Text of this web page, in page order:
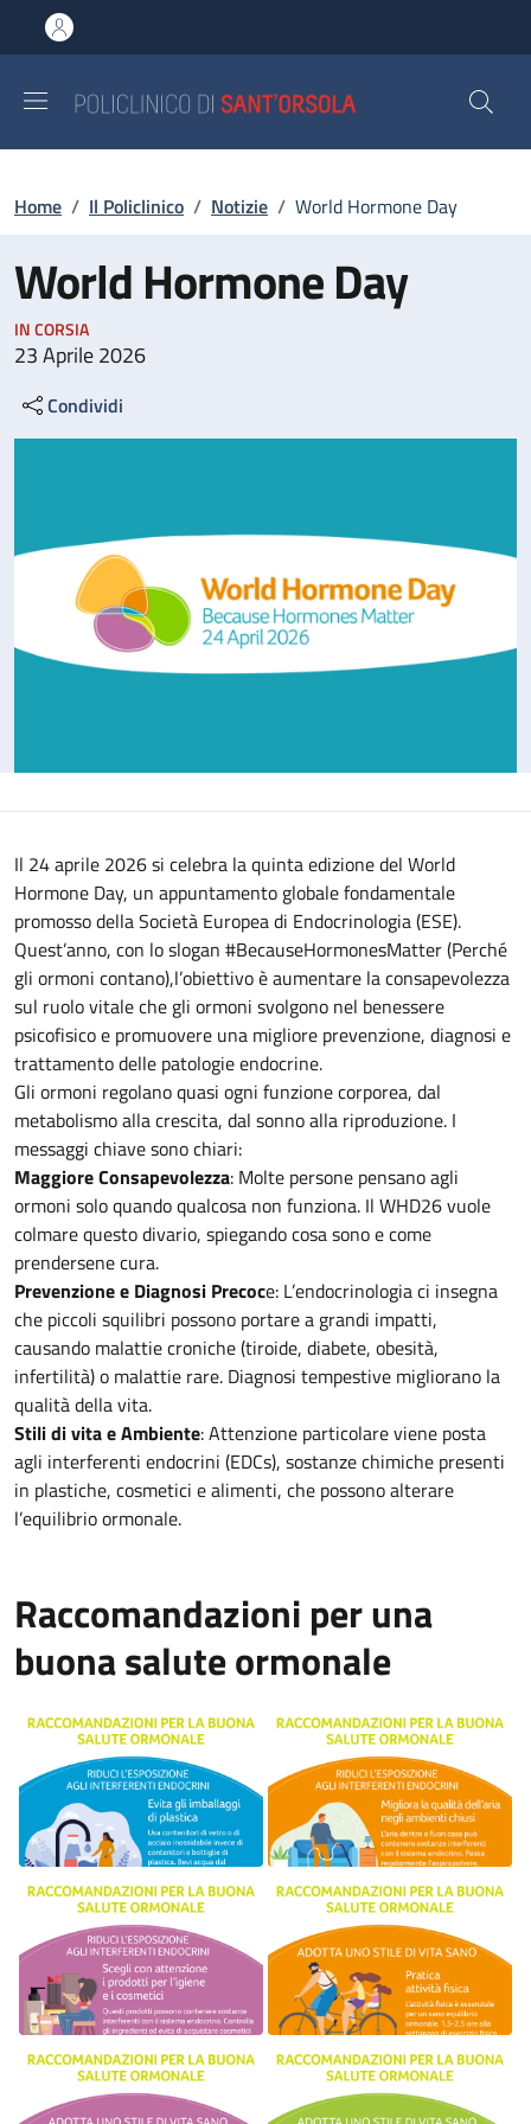
al contenuto principale
to footer content
Briciole di pane
Home / Il Policlinico / Notizie / World Hormone Day
World Hormone Day
IN CORSIA
23 Aprile 2026
Condividi
Il 24 aprile 2026 si celebra la quinta edizione del World
Hormone Day, un appuntamento globale fondamentale
promosso della Società Europea di Endocrinologia (ESE).
Quest’anno, con lo slogan #BecauseHormonesMatter (Perché
gli ormoni contano),l’obiettivo è aumentare la consapevolezza
sul ruolo vitale che gli ormoni svolgono nel benessere
psicofisico e promuovere una migliore prevenzione, diagnosi e
trattamento delle patologie endocrine.
Gli ormoni regolano quasi ogni funzione corporea, dal
metabolismo alla crescita, dal sonno alla riproduzione. I
messaggi chiave sono chiari:
Maggiore Consapevolezza: Molte persone pensano agli
ormoni solo quando qualcosa non funziona. Il WHD26 vuole
colmare questo divario, spiegando cosa sono e come
prendersene cura.
Prevenzione e Diagnosi Precoce: L’endocrinologia ci insegna
che piccoli squilibri possono portare a grandi impatti,
causando malattie croniche (tiroide, diabete, obesità,
infertilità) o malattie rare. Diagnosi tempestive migliorano la
qualità della vita.
Stili di vita e Ambiente: Attenzione particolare viene posta
agli interferenti endocrini (EDCs), sostanze chimiche presenti
in plastiche, cosmetici e alimenti, che possono alterare
l’equilibrio ormonale.
Raccomandazioni per una
buona salute ormonale